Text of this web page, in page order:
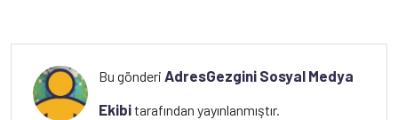
Bu gönderiAdresGezgini Sosyal Medya
Ekibitarafından yayınlanmıştır.